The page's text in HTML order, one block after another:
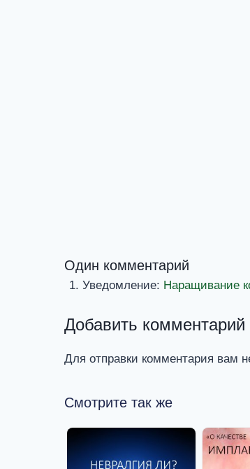
Один комментарий
Уведомление: Наращивание
Добавить комментарий
Для отправки комментария вам
Смотрите так же